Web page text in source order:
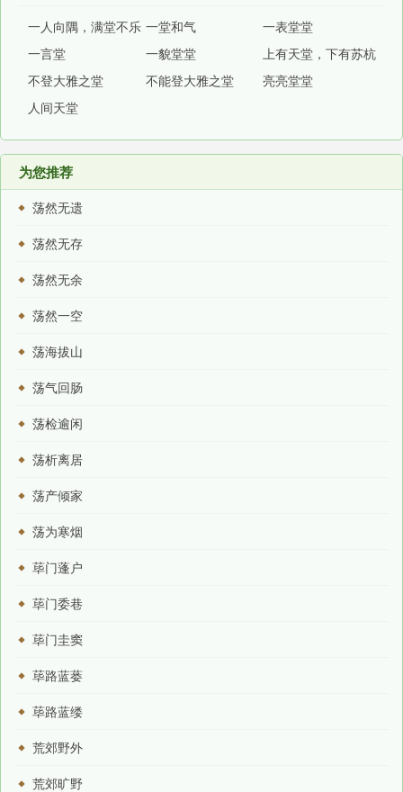
一人向隅，满堂不乐 一堂和气
一表堂堂
一言堂
一貌堂堂
上有天堂，下有苏杭
不登大雅之堂
不能登大雅之堂
亮亮堂堂
人间天堂
为您推荐
荡然无遗
荡然无存
荡然无余
荡然一空
荡海拔山
荡气回肠
荡检逾闲
荡析离居
荡产倾家
荡为寒烟
荜门蓬户
荜门委巷
荜门圭窦
荜路蓝蒌
荜路蓝缕
荒郊野外
荒郊旷野